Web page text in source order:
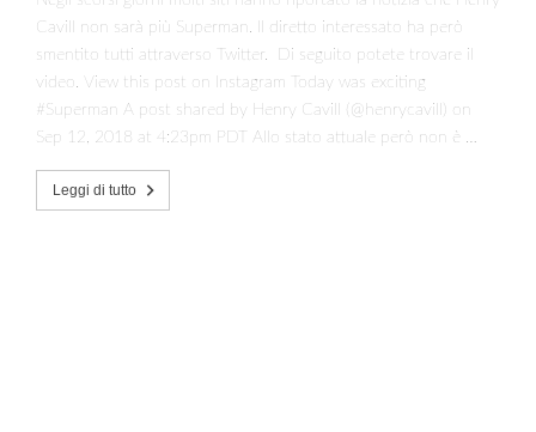
Cavill non sarà più Superman. Il diretto interessato ha però
smentito tutti attraverso Twitter. Di seguito potete trovare il
video. View this post on Instagram Today was exciting
#Superman A post shared by Henry Cavill (@henrycavill) on
Sep 12, 2018 at 4:23pm PDT Allo stato attuale però non è …
Leggi di tutto